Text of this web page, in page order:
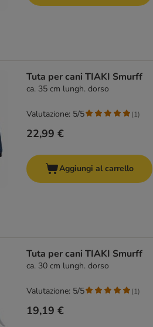
Tuta per cani TIAKI Smurff
ca. 35 cm lungh. dorso
22,99 €
Valutazione: 5/5 (1)
Aggiungi al carrello
Tuta per cani TIAKI Smurff
ca. 30 cm lungh. dorso
19,19 €
Valutazione: 5/5 (1)